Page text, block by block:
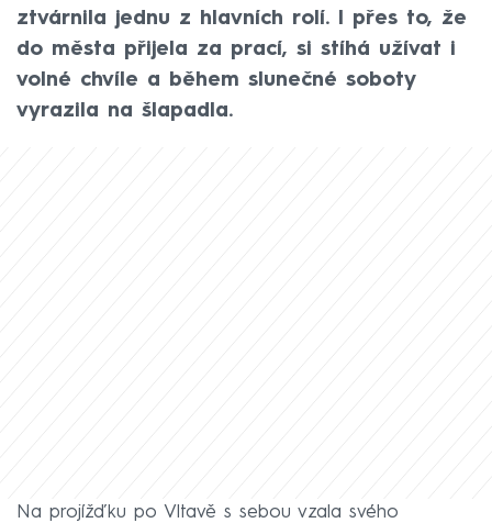
ztvárnila jednu z hlavních rolí. I přes to, že
do města přijela za prací, si stíhá užívat i
volné chvíle a během slunečné soboty
vyrazila na šlapadla.
Na projížďku po Vltavě s sebou vzala svého